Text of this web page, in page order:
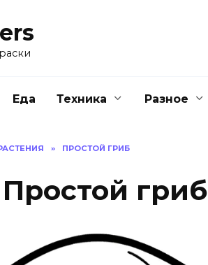
Еда Техника Разное
» ПРОСТОЙ ГРИБ
гриб